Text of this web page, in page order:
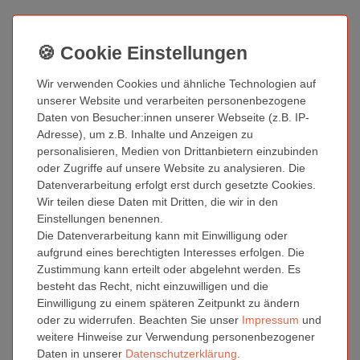
Weitere Details
Fragen zum Artikel
Eine in Westeuropa produzierte Box aus hochwertigem
Polypropylenmaterial. Spülmaschinen geeignet bis mindestens
Alles bis zum DIN A5 Format und einer maximalen Höhe von
21mm (dies entspricht etwa 150 Blatt Papier) kann eingelegt
werden.
Diese Box ist undurchsichtig weiss und aus bruchsicherem
Material, daher ideal auch als Versandverpackung.
Wir verwenden Cookies und ähnliche Technologien auf
unserer Website und verarbeiten personenbezogene
Daten von Besucher:innen unserer Webseite (z.B. IP-
Adresse), um z.B. Inhalte und Anzeigen zu
personalisieren, Medien von Drittanbietern einzubinden
oder Zugriffe auf unsere Website zu analysieren. Die
Datenverarbeitung erfolgt erst durch gesetzte Cookies.
Wir teilen diese Daten mit Dritten, die wir in den
Einstellungen benennen.
Die Datenverarbeitung kann mit Einwilligung oder
aufgrund eines berechtigten Interesses erfolgen. Die
Zustimmung kann erteilt oder abgelehnt werden. Es
besteht das Recht, nicht einzuwilligen und die
Einwilligung zu einem späteren Zeitpunkt zu ändern
oder zu widerrufen. Beachten Sie unser Impressum und
weitere Hinweise zur Verwendung personenbezogener
Daten in unserer Daten­schutz­erklärung